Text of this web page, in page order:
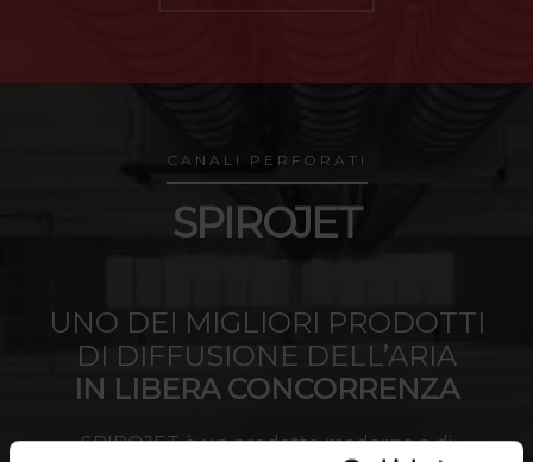
CANALI PERFORATI
SPIROJET
UNO DEI MIGLIORI PRODOTTI
DI DIFFUSIONE DELL’ARIA
IN LIBERA CONCORRENZA
SPIROJET è un prodotto moderno e di